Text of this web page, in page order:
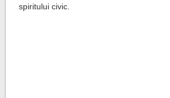
spiritului civic.